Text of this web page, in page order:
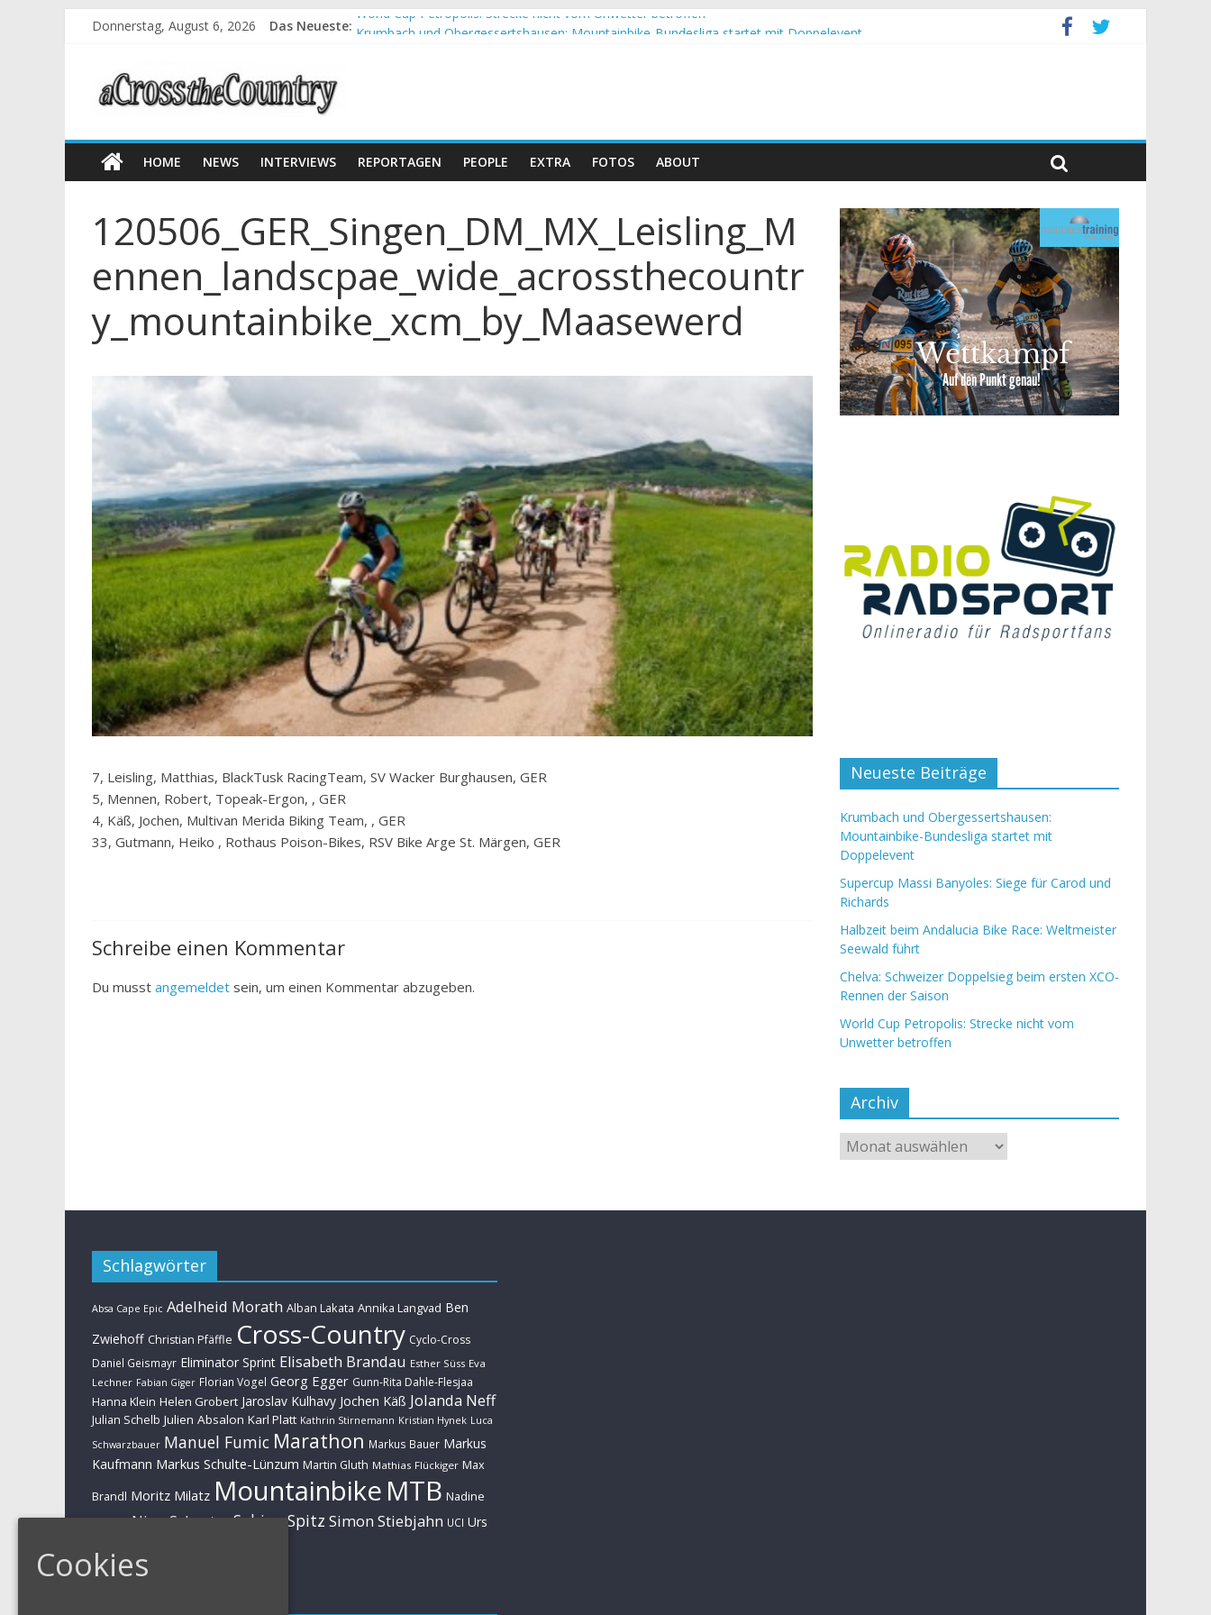
Donnerstag, August 6, 2026 Das Neueste: World Cup Petropolis: Strecke nicht vom Unwetter betroffen
HOME NEWS INTERVIEWS REPORTAGEN PEOPLE EXTRA FOTOS ABOUT
120506_GER_Singen_DM_MX_Leisling_M
ennen_landscpae_wide_acrossthecountr
y_mountainbike_xcm_by_Maasewerd
7, Leisling, Matthias, BlackTusk RacingTeam, SV Wacker Burghausen, GER
5, Mennen, Robert, Topeak-Ergon, , GER
4, Käß, Jochen, Multivan Merida Biking Team, , GER
33, Gutmann, Heiko , Rothaus Poison-Bikes, RSV Bike Arge St. Märgen, GER
Schreibe einen Kommentar
Du musst angemeldet sein, um einen Kommentar abzugeben.
Neueste Beiträge
Krumbach und Obergessertshausen:
Mountainbike-Bundesliga startet mit
Doppelevent
Supercup Massi Banyoles: Siege für Carod und
Richards
Halbzeit beim Andalucia Bike Race: Weltmeister
Seewald führt
Chelva: Schweizer Doppelsieg beim ersten XCO-
Rennen der Saison
World Cup Petropolis: Strecke nicht vom
Unwetter betroffen
Archiv
Schlagwörter
Absa Cape Epic Adelheid Morath Alban Lakata Annika Langvad Ben
Zwiehoff Christian Pfäffle Cross-Country Cyclo-Cross
Daniel Geismayr Eliminator Sprint Elisabeth Brandau Esther Süss Eva
Lechner Fabian Giger Florian Vogel Georg Egger Gunn-Rita Dahle-Flesjaa
Hanna Klein Helen Grobert Jaroslav Kulhavy Jochen Käß Jolanda Neff
Julian Schelb Julien Absalon Karl Platt Kathrin Stirnemann Kristian Hynek Luca
Schwarzbauer Manuel Fumic Marathon Markus Bauer Markus
Kaufmann Markus Schulte-Lünzum Martin Gluth Mathias Flückiger Max
Brandl Moritz Milatz Mountainbike MTB Nadine
Rieder Nino SchurterSabine Spitz Simon Stiebjahn UCI Urs
Cookies